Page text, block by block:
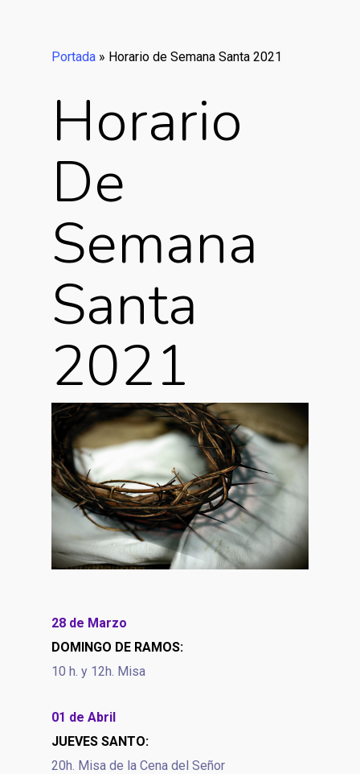
Portada » Horario de Semana Santa 2021
Horario
De
Semana
Santa
2021
28 de Marzo
DOMINGO DE RAMOS:
10 h. y 12h. Misa
01 de Abril
JUEVES SANTO:
20h. Misa de la Cena del Señor